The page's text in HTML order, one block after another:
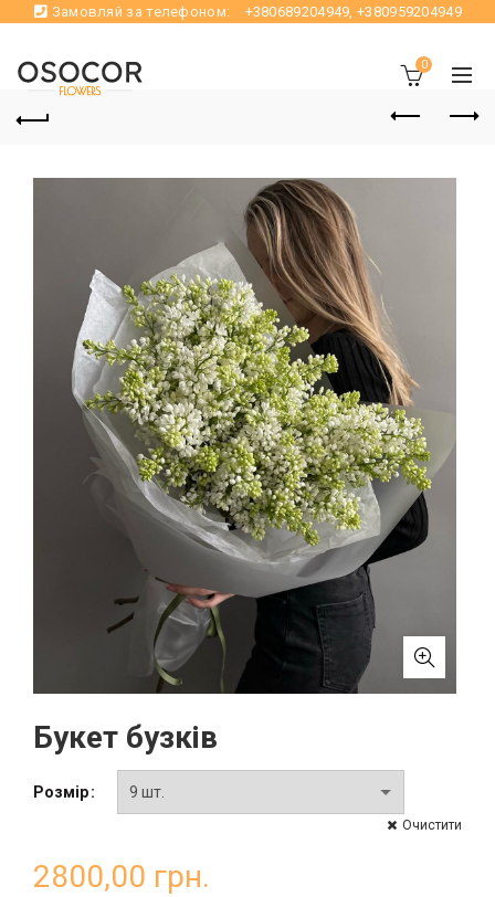
Замовляй за телефоном: +380689204949,+380959204949
0
Букет бузків
Розмір
Очистити
2800,00 грн.